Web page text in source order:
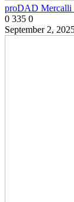
proDAD Mercalli
0 335 0
September 2,